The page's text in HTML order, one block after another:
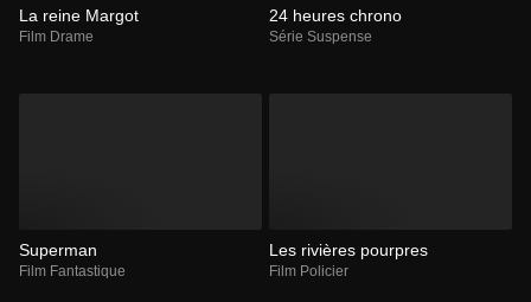
La reine Margot
Film Drame
24 heures chrono
Série Suspense
Superman
Film Fantastique
Les rivières pourpres
Film Policier